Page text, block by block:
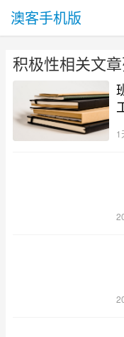
澳客手机版
积极性相关文
1